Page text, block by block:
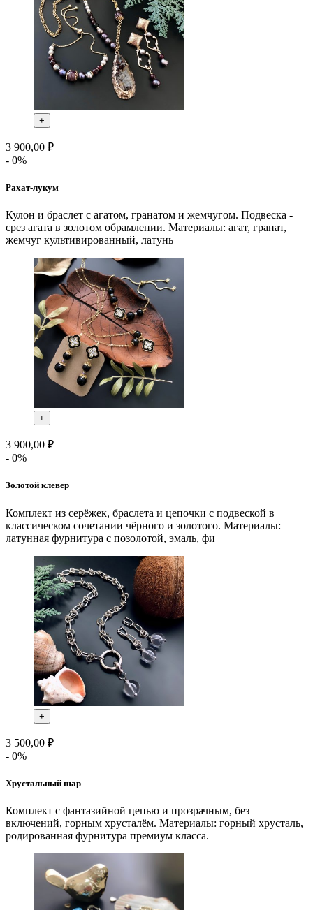
+
3 900,00 ₽
- 0%
Рахат-лукум
Кулон и браслет с агатом, гранатом и жемчугом. Подвеска -
срез агата в золотом обрамлении. Материалы: агат, гранат,
жемчуг культивированный, латунь
+
3 900,00 ₽
- 0%
Золотой клевер
Комплект из серёжек, браслета и цепочки с подвеской в
классическом сочетании чёрного и золотого. Материалы:
латунная фурнитура с позолотой, эмаль, фи
+
3 500,00 ₽
- 0%
Хрустальный шар
Комплект с фантазийной цепью и прозрачным, без
включений, горным хрусталём. Материалы: горный хрусталь,
родированная фурнитура премиум класса.